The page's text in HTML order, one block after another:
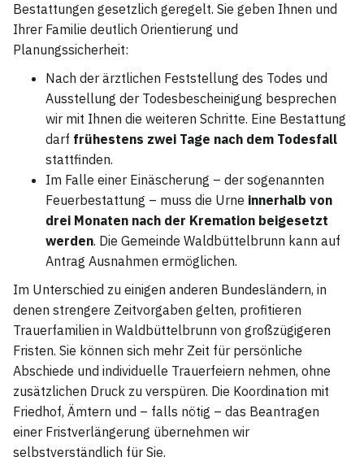
Bestattungen gesetzlich geregelt. Sie geben Ihnen und
Ihrer Familie deutlich Orientierung und
Planungssicherheit:
Nach der ärztlichen Feststellung des Todes und
Ausstellung der Todesbescheinigung besprechen
wir mit Ihnen die weiteren Schritte. Eine Bestattung
darf frühestens zwei Tage nach dem Todesfall
stattfinden.
Im Falle einer Einäscherung – der sogenannten
Feuerbestattung – muss die Urne innerhalb von
drei Monaten nach der Kremation beigesetzt
werden. Die Gemeinde Waldbüttelbrunn kann auf
Antrag Ausnahmen ermöglichen.
Im Unterschied zu einigen anderen Bundesländern, in
denen strengere Zeitvorgaben gelten, profitieren
Trauerfamilien in Waldbüttelbrunn von großzügigeren
Fristen. Sie können sich mehr Zeit für persönliche
Abschiede und individuelle Trauerfeiern nehmen, ohne
zusätzlichen Druck zu verspüren. Die Koordination mit
Friedhof, Ämtern und – falls nötig – das Beantragen
einer Fristverlängerung übernehmen wir
selbstverständlich für Sie.